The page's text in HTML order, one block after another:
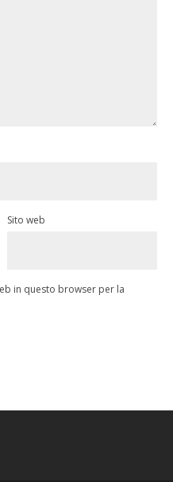
Sito web
in questo browser per la